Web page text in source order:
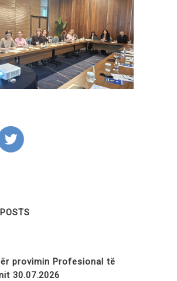
provimin Profesional të
30.07.2026